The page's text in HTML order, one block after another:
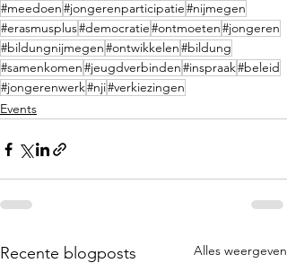
#meedoen#jongerenparticipatie#nijmegen
#erasmusplus#democratie#ontmoeten#jongeren
#bildungnijmegen#ontwikkelen#bildung
#samenkomen#jeugdverbinden#inspraak#beleid
#jongerenwerk#nji#verkiezingen
Events
Recente blogposts Alles weergeven